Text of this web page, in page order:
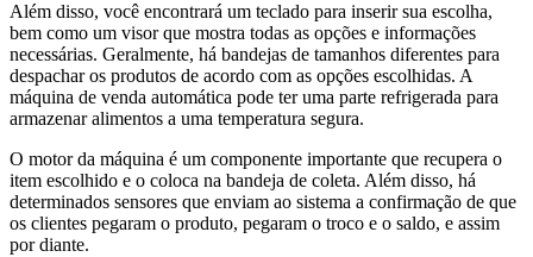
Além disso, você encontrará um teclado para inserir sua escolha,
bem como um visor que mostra todas as opções e informações
necessárias. Geralmente, há bandejas de tamanhos diferentes para
despachar os produtos de acordo com as opções escolhidas. A
máquina de venda automática pode ter uma parte refrigerada para
armazenar alimentos a uma temperatura segura.
O motor da máquina é um componente importante que recupera o
item escolhido e o coloca na bandeja de coleta. Além disso, há
determinados sensores que enviam ao sistema a confirmação de que
os clientes pegaram o produto, pegaram o troco e o saldo, e assim
por diante.